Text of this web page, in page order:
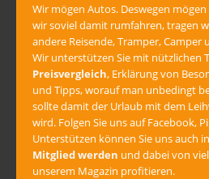
Wir mögen Autos. Deswegen
wir soviel damit rumfahren, tragen
andere Reisende, Tramper, Camper
Wir unterstützen Sie mit nützlichen
Preisvergleich, Erklärung von
und Tipps, worauf man unbedingt
sollte damit der Urlaub mit dem
wird. Folgen Sie uns auf Facebook,
Unterstützen können Sie uns auch
Mitglied werden und dabei von
unserem Magazin profitieren.